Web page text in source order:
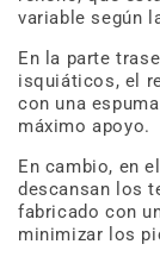
variable según
En la parte
isquiáticos, el
con una
máximo apoyo.
En cambio, en
descansan los
fabricado con
minimizar los